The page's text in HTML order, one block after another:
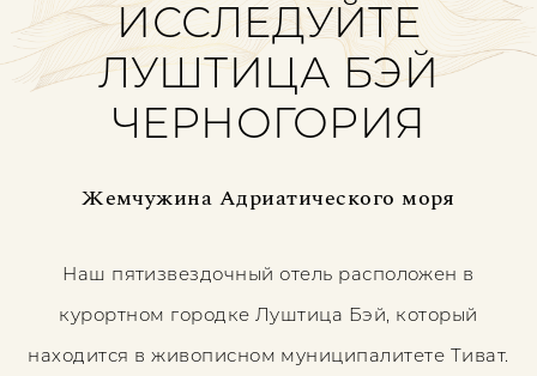
ИССЛЕДУЙТЕ
ЛУШТИЦА БЭЙ
ЧЕРНОГОРИЯ
Жемчужина Адриатического моря
Наш пятизвездочный отель расположен в
курортном городке Луштица Бэй, который
находится в живописном муниципалитете Тиват.